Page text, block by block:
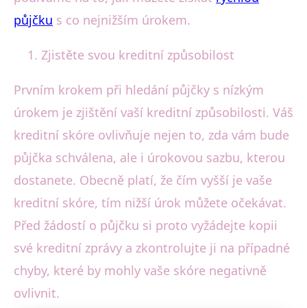
půjčku s co nejnižším úrokem.
Zjistěte svou kreditní způsobilost
Prvním krokem při hledání půjčky s nízkým
úrokem je zjištění vaší kreditní způsobilosti. Váš
kreditní skóre ovlivňuje nejen to, zda vám bude
půjčka schválena, ale i úrokovou sazbu, kterou
dostanete. Obecně platí, že čím vyšší je vaše
kreditní skóre, tím nižší úrok můžete očekávat.
Před žádostí o půjčku si proto vyžádejte kopii
své kreditní zprávy a zkontrolujte ji na případné
chyby, které by mohly vaše skóre negativně
ovlivnit.